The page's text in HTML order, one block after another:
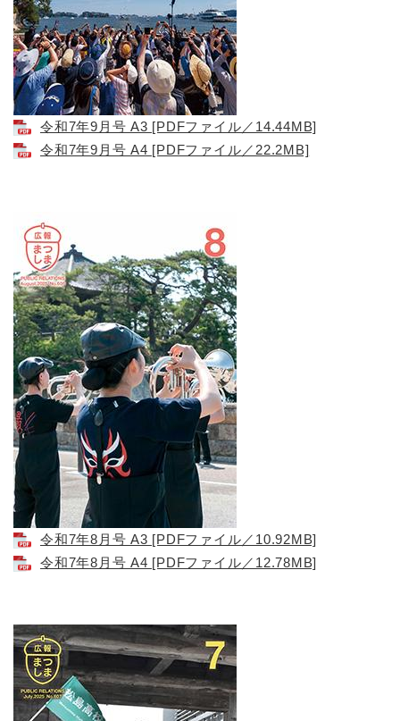
令和7年9月号 A3 [PDFファイル／14.44MB]
令和7年9月号 A4 [PDFファイル／22.2MB]
令和7年8月号 A3 [PDFファイル／10.92MB]
令和7年8月号 A4 [PDFファイル／12.78MB]